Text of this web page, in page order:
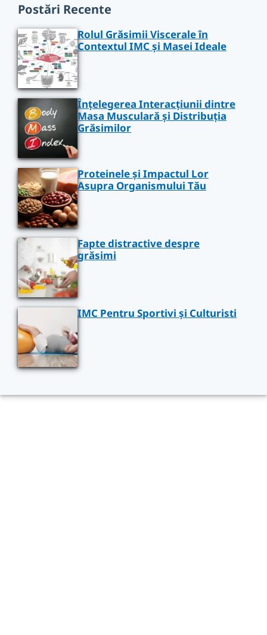
Postări Recente
Rolul Grăsimii Viscerale în
Contextul IMC și Masei Ideale
Înțelegerea Interacțiunii dintre
Masa Musculară și Distribuția
Grăsimilor
Proteinele și Impactul Lor
Asupra Organismului Tău
Fapte distractive despre
grăsimi
IMC Pentru Sportivi și Culturisti